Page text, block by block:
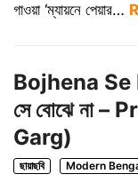
গাওয়া ‘ম্যায়নে পেয়ার…
Bojhena Se
সে বোঝে না
Garg)
ছায়াছবি Modern